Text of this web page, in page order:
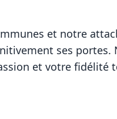
et notre
ses portes.
et votre fidélité